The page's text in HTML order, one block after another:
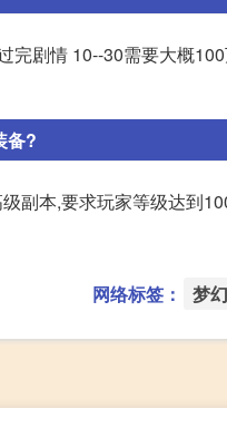
完剧情 10--30需要大概
备?
副本,要求玩家等级达到
网络标签： 梦